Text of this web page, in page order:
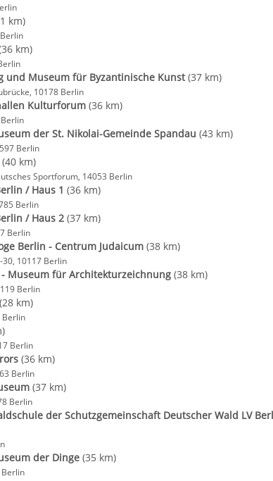
km)
km)
und Museum für Byzantinische Kunst(37 km)
10178 Berlin
Kulturforum (36 km)
der St. Nikolai-Gemeinde Spandau (43 km)
Berlin
(40 km)
Sportforum, 14053 Berlin
/ Haus 1 (36 km)
Berlin
/ Haus 2 (37 km)
Berlin
Berlin - Centrum Judaicum (38 km)
10117 Berlin
Museum für Architekturzeichnung (38 km)
Berlin
(28 km)
Berlin
Berlin
(36 km)
Berlin
(37 km)
Berlin
der Schutzgemeinschaft Deutscher Wald LV
der Dinge (35 km)